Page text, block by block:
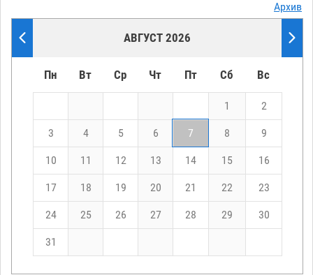
Архив
АВГУСТ 2026
Пн Вт Ср Чт Пт Сб Вс
1 2
3 4 5 6 7 8 9
10 11 12 13 14 15 16
17 18 19 20 21 22 23
24 25 26 27 28 29 30
31